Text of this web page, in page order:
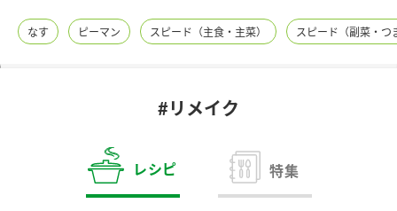
レシピ名特集
商品カテゴリ
なす ピーマン スピード（主食・主菜） スピード（副菜・つ
#リメイク
レシピ 特集